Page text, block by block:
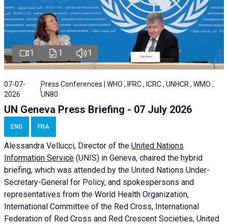
1 1 1
07-07-
2026
Press Conferences | WHO , IFRC , ICRC , UNHCR , WMO ,
UN80
UN Geneva Press Briefing - 07 July 2026
ENG FRA
Alessandra Vellucci, Director of the United Nations
Information Service (UNIS) in Geneva, chaired the hybrid
briefing, which was attended by the United Nations Under-
Secretary-General for Policy, and spokespersons and
representatives from the World Health Organization,
International Committee of the Red Cross, International
Federation of Red Cross and Red Crescent Societies, United